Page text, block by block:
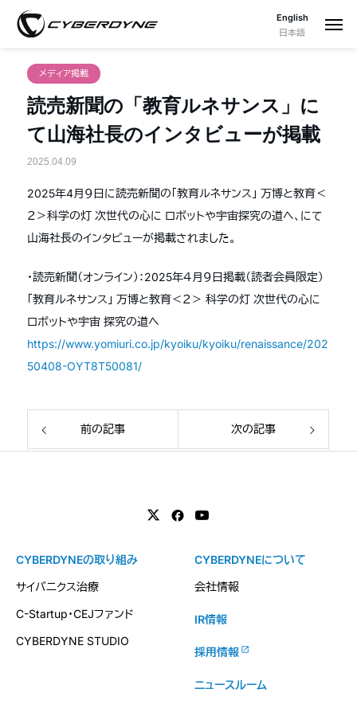
English
日本語
メディア掲載
読売新聞の「教育ルネサンス」に
て山海社長のインタビューが掲載
2025.04.09
2025年4月９日に読売新聞の「教育ルネサンス」 万博と教育＜
２＞科学の灯 次世代の心に ロボットや宇宙探究の道へ、にて
山海社長のインタビューが掲載されました。
・読売新聞（オンライン）：2025年４月９日掲載（読者会員限定）
「教育ルネサンス」 万博と教育＜２＞ 科学の灯 次世代の心に
ロボットや宇宙 探究の道へ
https://www.yomiuri.co.jp/kyoiku/kyoiku/renaissance/202
50408-OYT8T50081/
前の記事 次の記事
CYBERDYNEの取り組み
サイバニクス治療
C-Startup・CEJファンド
CYBERDYNE STUDIO
CYBERDYNEについて
会社情報
IR情報
採用情報
ニュースルーム